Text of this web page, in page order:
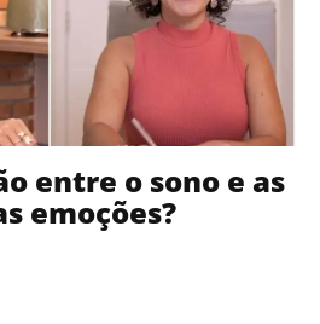
entre o sono e as
emoções?